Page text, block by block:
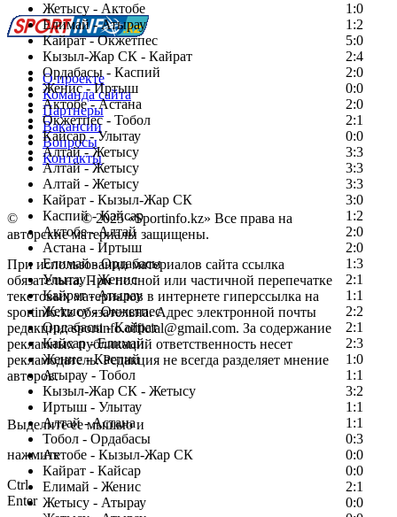
Жетысу - Актобе
1:0
Елимай - Атырау
1:2
Кайрат - Окжетпес
5:0
Кызыл-Жар СК - Кайрат
2:4
Ордабасы - Каспий
2:0
Женис - Иртыш
0:0
Актобе - Астана
2:0
Окжетпес - Тобол
2:1
Кайсар - Улытау
0:0
Алтай - Жетысу
3:3
Алтай - Жетысу
3:3
Алтай - Жетысу
3:3
Кайрат - Кызыл-Жар СК
3:0
Каспий - Кайсар
1:2
Актобе - Алтай
2:0
Астана - Иртыш
2:0
Елимай - Ордабасы
1:3
Улытау - Женис
2:1
Кайрат - Атырау
1:1
Жетысу - Окжетпес
2:2
Ордабасы - Кайрат
2:1
Кайсар - Елимай
2:3
Женис - Каспий
1:0
Атырау - Тобол
1:1
Кызыл-Жар СК - Жетысу
3:2
Иртыш - Улытау
1:1
Алтай - Астана
1:1
Тобол - Ордабасы
0:3
Актобе - Кызыл-Жар СК
0:0
Кайрат - Кайсар
0:0
Елимай - Женис
2:1
Жетысу - Атырау
0:0
О проекте
Команда сайта
Партнеры
Вакансии
Вопросы
Контакты
© Copyright© 2025 «Sportinfo.kz» Все права на
авторские материалы защищены.
При использовании материалов сайта ссылка
обязательна. При полной или частичной перепечатке
текстовых материалов в интернете гиперссылка на
sportinfo.kz обязательна. Адрес электронной почты
редакции: sportinfo.official@gmail.com. За содержание
рекламных публикаций ответственность несет
рекламодатель. Редакция не всегда разделяет мнение
авторов.
Заметили ошибку в тексте?
Выделите ее мышью и
нажмите
Ctrl
Enter